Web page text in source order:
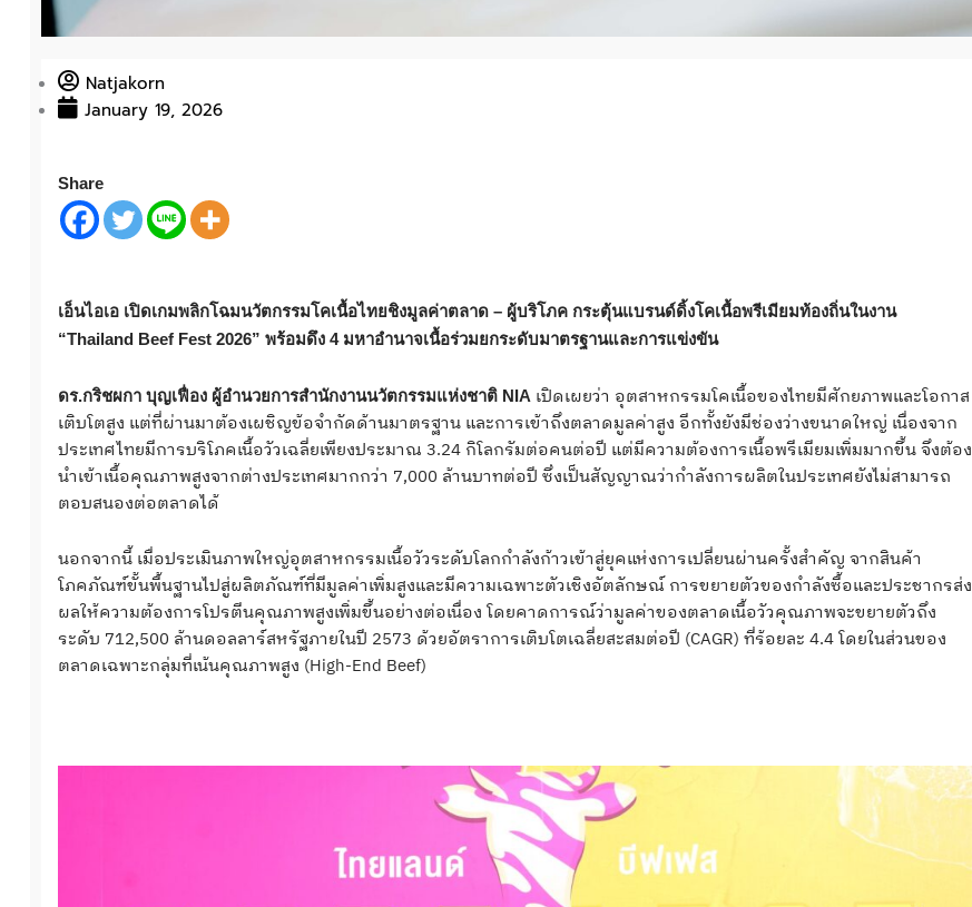
Natjakorn
January 19, 2026
Share
เอ็นไอเอ เปิดเกมพลิกโฉมนวัตกรรมโคเนื้อไทยชิงมูลค่าตลาด – ผู้บริโภค กระตุ้นแบรนด์ดิ้งโคเนื้อพรีเมียมท้องถิ่นในงาน
“Thailand Beef Fest 2026” พร้อมดึง 4 มหาอำนาจเนื้อร่วมยกระดับมาตรฐานและการแข่งขัน
ดร.กริชผกา บุญเฟื่อง ผู้อำนวยการสำนักงานนวัตกรรมแห่งชาติ NIAเปิดเผยว่า อุตสาหกรรมโคเนื้อของไทยมีศักยภาพและโอกาส
เติบโตสูง แต่ที่ผ่านมาต้องเผชิญข้อจำกัดด้านมาตรฐาน และการเข้าถึงตลาดมูลค่าสูง อีกทั้งยังมีช่องว่างขนาดใหญ่ เนื่องจาก
ประเทศไทยมีการบริโภคเนื้อวัวเฉลี่ยเพียงประมาณ 3.24 กิโลกรัมต่อคนต่อปี แต่มีความต้องการเนื้อพรีเมียมเพิ่มมากขึ้น จึงต้อง
นำเข้าเนื้อคุณภาพสูงจากต่างประเทศมากกว่า 7,000 ล้านบาทต่อปี ซึ่งเป็นสัญญาณว่ากำลังการผลิตในประเทศยังไม่สามารถ
ตอบสนองต่อตลาดได้
นอกจากนี้ เมื่อประเมินภาพใหญ่อุตสาหกรรมเนื้อวัวระดับโลกกำลังก้าวเข้าสู่ยุคแห่งการเปลี่ยนผ่านครั้งสำคัญ จากสินค้า
โภคภัณฑ์ขั้นพื้นฐานไปสู่ผลิตภัณฑ์ที่มีมูลค่าเพิ่มสูงและมีความเฉพาะตัวเชิงอัตลักษณ์ การขยายตัวของกำลังซื้อและประชากรส่ง
ผลให้ความต้องการโปรตีนคุณภาพสูงเพิ่มขึ้นอย่างต่อเนื่อง โดยคาดการณ์ว่ามูลค่าของตลาดเนื้อวัวคุณภาพจะขยายตัวถึง
ระดับ 712,500 ล้านดอลลาร์สหรัฐภายในปี 2573 ด้วยอัตราการเติบโตเฉลี่ยสะสมต่อปี (CAGR) ที่ร้อยละ 4.4 โดยในส่วนของ
ตลาดเฉพาะกลุ่มที่เน้นคุณภาพสูง (High-End Beef)